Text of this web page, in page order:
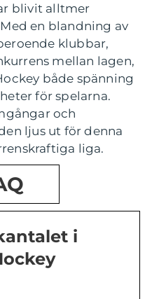
blivit alltmer
en blandning av
klubbar,
mellan lagen,
både spänning
för spelarna.
och
ljus ut för denna
liga.
i